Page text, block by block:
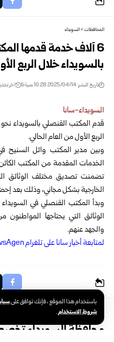
باستخدام هذا الموقع ، فإنك توافق على
شروط الاستخدام.
المحافظات>السويداء
6 آلاف خدمة قدمها
بالسويداء خلال الربع
تاريخ النشر: 2025/04/14 10:28 صباحًا اخر تحديث: 2025/04/14
السويداء-سانا
قدم المكتب القنصلي بالسويداء
الربع الأول من العام الحالي.
وبين مدير المكتب وائل السنيح
الخدمات المقدمة من المكتب
تضمنت تصديق مختلف الوثائق
الخارجية بشكل مجاني، وذلك بعد
الوثائق التي يحتاجها المواطنون
والجهد عنهم.
لمتابعة أخبار سانا على تلغرام https://t.me/SyrianArabNewsAgen
المحافظات> السويداء
محافظة السويداء